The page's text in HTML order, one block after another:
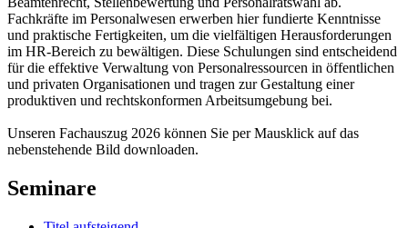
Fachkräfte im Personalwesen erwerben hier fundierte Kenntnisse
und praktische Fertigkeiten, um die vielfältigen Herausforderungen
im HR-Bereich zu bewältigen. Diese Schulungen sind entscheidend
für die effektive Verwaltung von Personalressourcen in öffentlichen
und privaten Organisationen und tragen zur Gestaltung einer
produktiven und rechtskonformen Arbeitsumgebung bei.
Unseren Fachauszug 2026 können Sie per Mausklick auf das
nebenstehende Bild downloaden.
Seminare